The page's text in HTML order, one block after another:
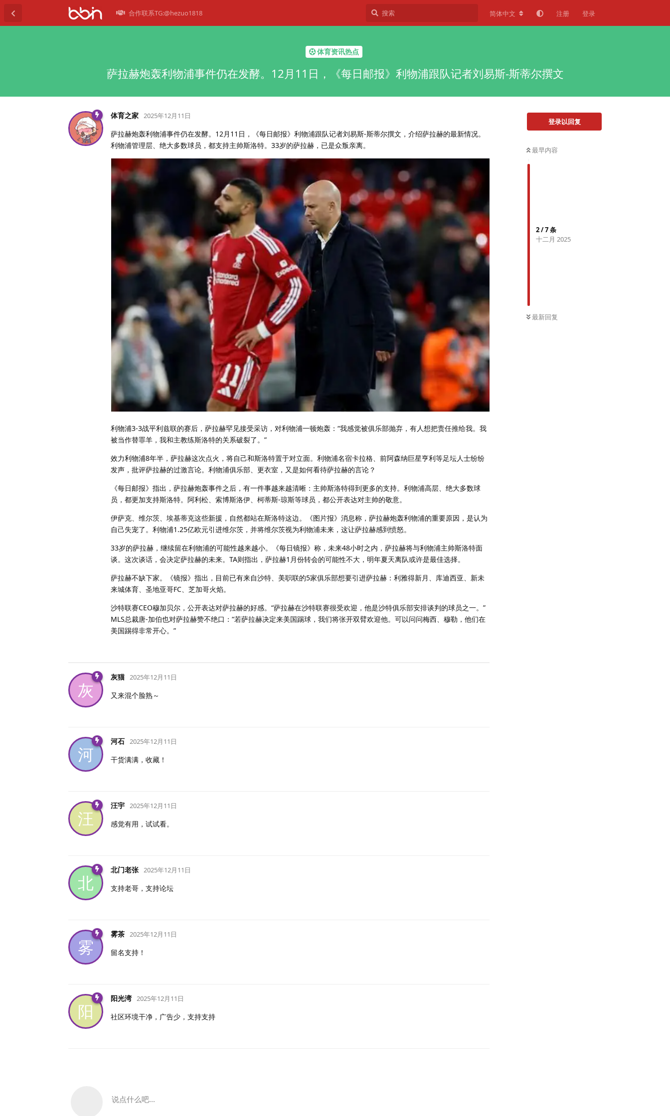
合作联系TG:@hezuo1818 简体中文 注册 登录
体育资讯热点
萨拉赫炮轰利物浦事件仍在发酵。12月11日，《每日邮报》利物浦跟队记者刘易斯-斯蒂尔撰文
登录以回复
最早内容
2/7条
十二月 2025
最新回复
体育之家 2025年12月11日
萨拉赫炮轰利物浦事件仍在发酵。12月11日，《每日邮报》利物浦跟队记者刘易斯-斯蒂尔撰文，介绍萨拉赫的最新情况。
利物浦管理层、绝大多数球员，都支持主帅斯洛特。33岁的萨拉赫，已是众叛亲离。
利物浦3-3战平利兹联的赛后，萨拉赫罕见接受采访，对利物浦一顿炮轰：“我感觉被俱乐部抛弃，有人想把责任推给我。我
被当作替罪羊，我和主教练斯洛特的关系破裂了。”
效力利物浦8年半，萨拉赫这次点火，将自己和斯洛特置于对立面。利物浦名宿卡拉格、前阿森纳巨星亨利等足坛人士纷纷
发声，批评萨拉赫的过激言论。利物浦俱乐部、更衣室，又是如何看待萨拉赫的言论？
《每日邮报》指出，萨拉赫炮轰事件之后，有一件事越来越清晰：主帅斯洛特得到更多的支持。利物浦高层、绝大多数球
员，都更加支持斯洛特。阿利松、索博斯洛伊、柯蒂斯-琼斯等球员，都公开表达对主帅的敬意。
伊萨克、维尔茨、埃基蒂克这些新援，自然都站在斯洛特这边。《图片报》消息称，萨拉赫炮轰利物浦的重要原因，是认为
自己失宠了。利物浦1.25亿欧元引进维尔茨，并将维尔茨视为利物浦未来，这让萨拉赫感到愤怒。
33岁的萨拉赫，继续留在利物浦的可能性越来越小。《每日镜报》称，未来48小时之内，萨拉赫将与利物浦主帅斯洛特面
谈。这次谈话，会决定萨拉赫的未来。TA则指出，萨拉赫1月份转会的可能性不大，明年夏天离队或许是最佳选择。
萨拉赫不缺下家。《镜报》指出，目前已有来自沙特、美职联的5家俱乐部想要引进萨拉赫：利雅得新月、库迪西亚、新未
来城体育、圣地亚哥FC、芝加哥火焰。
沙特联赛CEO穆加贝尔，公开表达对萨拉赫的好感。“萨拉赫在沙特联赛很受欢迎，他是沙特俱乐部安排谈判的球员之一。”
MLS总裁唐-加伯也对萨拉赫赞不绝口：“若萨拉赫决定来美国踢球，我们将张开双臂欢迎他。可以问问梅西、穆勒，他们在
美国踢得非常开心。”
灰
灰猫 2025年12月11日
又来混个脸熟～
河
河石 2025年12月11日
干货满满，收藏！
汪
汪宇 2025年12月11日
感觉有用，试试看。
北
北门老张 2025年12月11日
支持老哥，支持论坛
雾
雾茶 2025年12月11日
留名支持！
阳
阳光湾 2025年12月11日
社区环境干净，广告少，支持支持
说点什么吧...